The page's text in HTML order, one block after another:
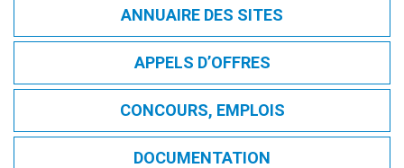
ANNUAIRE DES SITES
APPELS D’OFFRES
CONCOURS, EMPLOIS
DOCUMENTATION